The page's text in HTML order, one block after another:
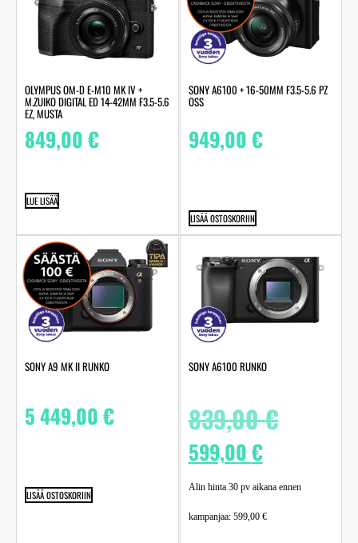
OLYMPUS OM-D E-M10 MK IV +
M.ZUIKO DIGITAL ED 14-42MM F3.5-5.6
EZ, MUSTA
849,00€
LUE LISÄÄ
SONY A6100 + 16-50MM F3.5-5.6 PZ
OSS
949,00€
LISÄÄ OSTOSKORIIN
SONY A9 MK II RUNKO
5 449,00€
LISÄÄ OSTOSKORIIN
SONY A6100 RUNKO
839,00€
599,00€
Alin hinta 30 pv aikana ennen
kampanjaa: 599,00 €